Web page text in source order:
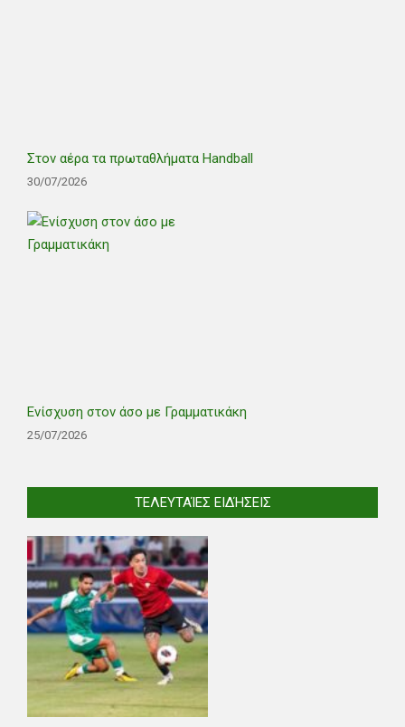
Στον αέρα τα πρωταθλήματα Handball
30/07/2026
Ενίσχυση στον άσο με Γραμματικάκη
25/07/2026
ΤΕΛΕΥΤΑΊΕΣ ΕΙΔΉΣΕΙΣ